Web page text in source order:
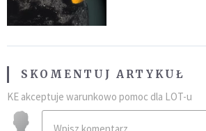
SKOMENTUJ ARTYKUŁ
KE akceptuje warunkowo pomoc dla LOT-u